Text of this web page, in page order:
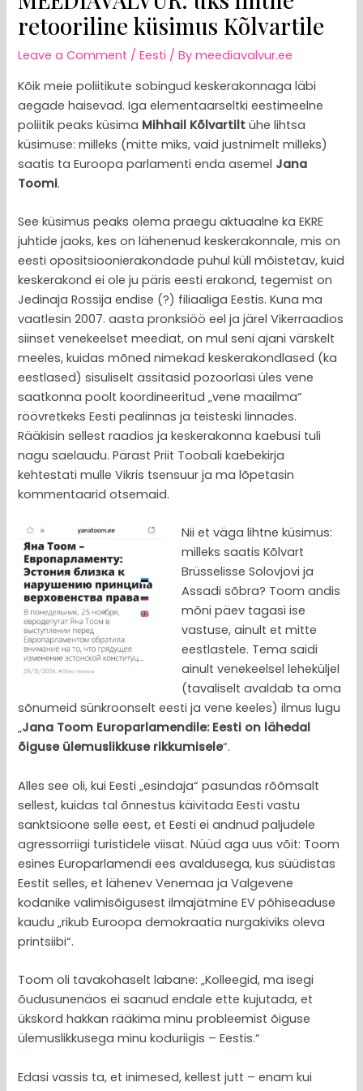
retooriline küsimus Kõlvartile
Leave a Comment /Eesti / Bymeediavalvur.ee
Kõik meie poliitikute sobingud keskerakonnaga läbi
aegade haisevad. Iga elementaarseltki eestimeelne
poliitik peaks küsima Mihhail Kõlvartilt ühe lihtsa
küsimuse: milleks (mitte miks, vaid justnimelt milleks)
saatis ta Euroopa parlamenti enda asemel Jana
Toomi.
See küsimus peaks olema praegu aktuaalne ka EKRE
juhtide jaoks, kes on lähenenud keskerakonnale, mis on
eesti opositsioonierakondade puhul küll mõistetav, kuid
keskerakond ei ole ju päris eesti erakond, tegemist on
Jedinaja Rossija endise (?) filiaaliga Eestis. Kuna ma
vaatlesin 2007. aasta pronksiöö eel ja järel Vikerraadios
siinset venekeelset meediat, on mul seni ajani värskelt
meeles, kuidas mõned nimekad keskerakondlased (ka
eestlased) sisuliselt ässitasid pozoorlasi üles vene
saatkonna poolt koordineeritud „vene maailma“
röövretkeks Eesti pealinnas ja teisteski linnades.
Rääkisin sellest raadios ja keskerakonna kaebusi tuli
nagu saelaudu. Pärast Priit Toobali kaebekirja
kehtestati mulle Vikris tsensuur ja ma lõpetasin
kommentaarid otsemaid.
Nii et väga lihtne küsimus:
milleks saatis Kõlvart
Brüsselisse Solovjovi ja
Assadi sõbra? Toom andis
mõni päev tagasi ise
vastuse, ainult et mitte
eestlastele. Tema saidi
ainult venekeelsel leheküljel
(tavaliselt avaldab ta oma
sõnumeid sünkroonselt eesti ja vene keeles) ilmus lugu
„Jana Toom Europarlamendile: Eesti on lähedal
õiguse ülemuslikkuse rikkumisele“.
Alles see oli, kui Eesti „esindaja“ pasundas rõõmsalt
sellest, kuidas tal õnnestus käivitada Eesti vastu
sanktsioone selle eest, et Eesti ei andnud paljudele
agressorriigi turistidele viisat. Nüüd aga uus võit: Toom
esines Europarlamendi ees avaldusega, kus süüdistas
Eestit selles, et lähenev Venemaa ja Valgevene
kodanike valimisõigusest ilmajätmine EV põhiseaduse
kaudu „rikub Euroopa demokraatia nurgakiviks oleva
printsiibi“.
Toom oli tavakohaselt labane: „Kolleegid, ma isegi
õudusunenäos ei saanud endale ette kujutada, et
ükskord hakkan rääkima minu probleemist õiguse
ülemuslikkusega minu koduriigis – Eestis.“
Edasi vassis ta, et inimesed, kellest jutt – enam kui